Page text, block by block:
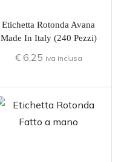
Etichetta Rotonda Avana
Made In Italy (240 Pezzi)
€6,25 iva inclusa